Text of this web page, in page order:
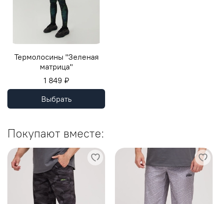
Термолосины "Зеленая
матрица"
1 849 ₽
Выбрать
Покупают вместе: